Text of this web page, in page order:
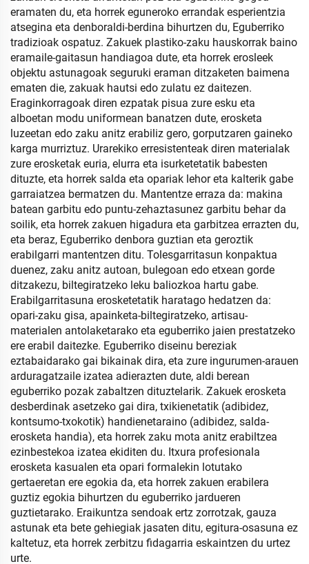
eramaten du, eta horrek eguneroko errandak esperientzia
atsegina eta denboraldi-berdina bihurtzen du, Eguberriko
tradizioak ospatuz. Zakuek plastiko-zaku hauskorrak baino
eramaile-gaitasun handiagoa dute, eta horrek erosleek
objektu astunagoak seguruki eraman ditzaketen baimena
ematen die, zakuak hautsi edo zulatu ez daitezen.
Eraginkorragoak diren ezpatak pisua zure esku eta
alboetan modu uniformean banatzen dute, erosketa
luzeetan edo zaku anitz erabiliz gero, gorputzaren gaineko
karga murriztuz. Urarekiko erresistenteak diren materialak
zure erosketak euria, elurra eta isurketetatik babesten
dituzte, eta horrek salda eta opariak lehor eta kalterik gabe
garraiatzea bermatzen du. Mantentze erraza da: makina
batean garbitu edo puntu-zehaztasunez garbitu behar da
soilik, eta horrek zakuen higadura eta garbitzea errazten du,
eta beraz, Eguberriko denbora guztian eta geroztik
erabilgarri mantentzen ditu. Tolesgarritasun konpaktua
duenez, zaku anitz autoan, bulegoan edo etxean gorde
ditzakezu, biltegiratzeko leku baliozkoa hartu gabe.
Erabilgarritasuna erosketetatik haratago hedatzen da:
opari-zaku gisa, apainketa-biltegiratzeko, artisau-
materialen antolaketarako eta eguberriko jaien prestatzeko
ere erabil daitezke. Eguberriko diseinu bereziak
eztabaidarako gai bikainak dira, eta zure ingurumen-arauen
arduragatzaile izatea adierazten dute, aldi berean
eguberriko pozak zabaltzen dituztelarik. Zakuek erosketa
desberdinak asetzeko gai dira, txikienetatik (adibidez,
kontsumo-txokotik) handienetaraino (adibidez, salda-
erosketa handia), eta horrek zaku mota anitz erabiltzea
ezinbestekoa izatea ekiditen du. Itxura profesionala
erosketa kasualen eta opari formalekin lotutako
gertaeretan ere egokia da, eta horrek zakuen erabilera
guztiz egokia bihurtzen du eguberriko jardueren
guztietarako. Eraikuntza sendoak ertz zorrotzak, gauza
astunak eta bete gehiegiak jasaten ditu, egitura-osasuna ez
kaltetuz, eta horrek zerbitzu fidagarria eskaintzen du urtez
urte.